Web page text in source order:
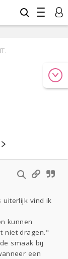
Overig
Lijf & Lijn
Klussen
uiterlijk vind ik
kunnen
niet dragen."
smaak bij
een